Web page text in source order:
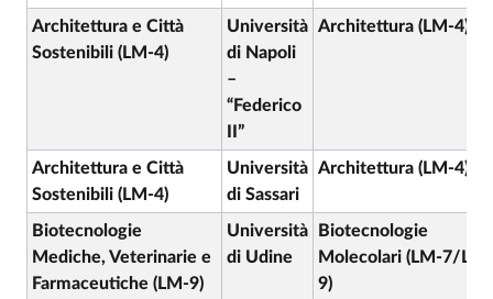
Architettura e Città
Sostenibili (LM-4)
Università
di Napoli
–
“Federico
II”
Architettura (LM-4)
Architettura e Città
Sostenibili (LM-4)
Università
di Sassari
Architettura (LM-4)
Biotecnologie
Mediche, Veterinarie e
Farmaceutiche (LM-9)
Università
di Udine
Biotecnologie
Molecolari (LM-7/LM-
9)